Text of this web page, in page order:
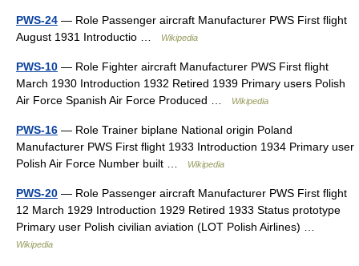
PWS-24 — Role Passenger aircraft Manufacturer PWS First flight
August 1931 Introductio …
Wikipedia
PWS-10 — Role Fighter aircraft Manufacturer PWS First flight
March 1930 Introduction 1932 Retired 1939 Primary users Polish
Air Force Spanish Air Force Produced …
Wikipedia
PWS-16 — Role Trainer biplane National origin Poland
Manufacturer PWS First flight 1933 Introduction 1934 Primary user
Polish Air Force Number built …
Wikipedia
PWS-20 — Role Passenger aircraft Manufacturer PWS First flight
12 March 1929 Introduction 1929 Retired 1933 Status prototype
Primary user Polish civilian aviation (LOT Polish Airlines) …
Wikipedia